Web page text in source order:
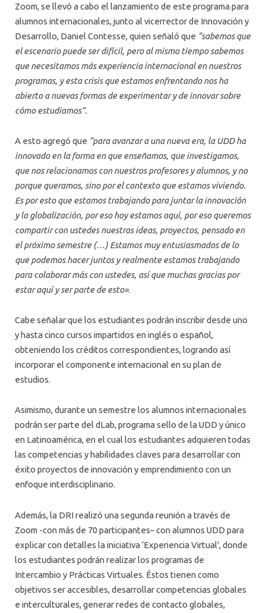
Zoom, se llevó a cabo el lanzamiento de este programa para
alumnos internacionales, junto al vicerrector de Innovación y
Desarrollo, Daniel Contesse, quien señaló que “sabemos que
el escenario puede ser difícil, pero al mismo tiempo sabemos
que necesitamos más experiencia internacional en nuestros
programas, y esta crisis que estamos enfrentando nos ha
abierto a nuevas formas de experimentar y de innovar sobre
cómo estudiamos”.
A esto agregó que “para avanzar a una nueva era, la UDD ha
innovado en la forma en que enseñamos, que investigamos,
que nos relacionamos con nuestros profesores y alumnos, y no
porque queramos, sino por el contexto que estamos viviendo.
Es por esto que estamos trabajando para juntar la innovación
y la globalización, por eso hoy estamos aquí, por eso queremos
compartir con ustedes nuestras ideas, proyectos, pensado en
el próximo semestre (…) Estamos muy entusiasmados de lo
que podemos hacer juntos y realmente estamos trabajando
para colaborar más con ustedes, así que muchas gracias por
estar aquí y ser parte de esto».
Cabe señalar que los estudiantes podrán inscribir desde uno
y hasta cinco cursos impartidos en inglés o español,
obteniendo los créditos correspondientes, logrando así
incorporar el componente internacional en su plan de
estudios.
Asimismo, durante un semestre los alumnos internacionales
podrán ser parte del dLab, programa sello de la UDD y único
en Latinoamérica, en el cual los estudiantes adquieren todas
las competencias y habilidades claves para desarrollar con
éxito proyectos de innovación y emprendimiento con un
enfoque interdisciplinario.
Además, la DRI realizó una segunda reunión a través de
Zoom -con más de 70 participantes– con alumnos UDD para
explicar con detalles la iniciativa ‘Experiencia Virtual’, donde
los estudiantes podrán realizar los programas de
Intercambio y Prácticas Virtuales. Éstos tienen como
objetivos ser accesibles, desarrollar competencias globales
e interculturales, generar redes de contacto globales,